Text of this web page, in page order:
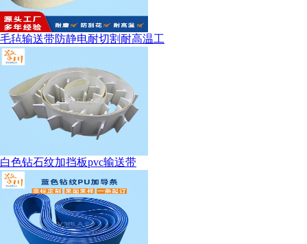
毛毡输送带防静电耐切割耐高温工
白色钻石纹加挡板pvc输送带